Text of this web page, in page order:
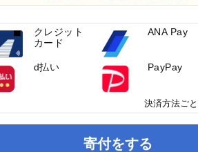
寄付をする
クレジット
カード
ANA Pay
d払い PayPay
決済方法ご